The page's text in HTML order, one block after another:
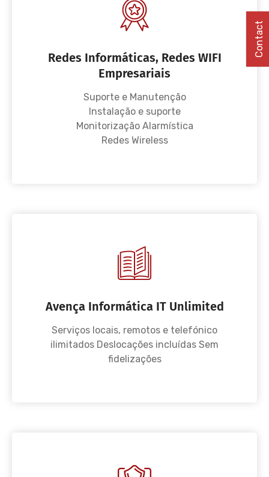
Redes Informáticas, Redes WIFI
Empresariais
Suporte e Manutenção
Instalação e suporte
Monitorização Alarmística
Redes Wireless
Avença Informática IT Unlimited
Serviços locais, remotos e telefónico
ilimitados Deslocações incluídas Sem
fidelizações
Contact